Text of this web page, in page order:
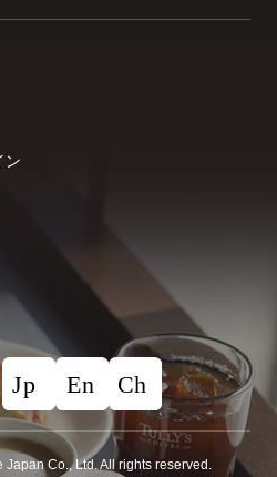
ン
Japan Co., Ltd. All rights reserved.